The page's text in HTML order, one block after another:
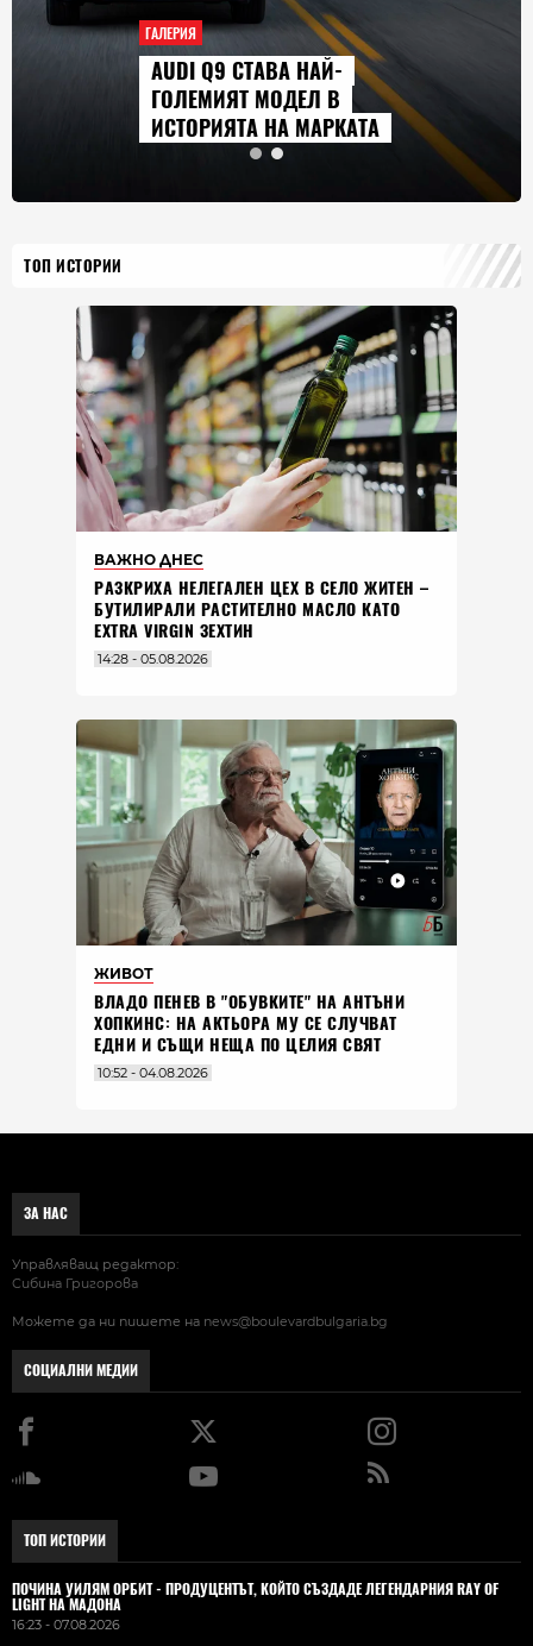
ГАЛЕРИЯ
AUDI Q9 СТАВА НАЙ-
ГОЛЕМИЯТ МОДЕЛ В
ИСТОРИЯТА НА МАРКАТА
ТОП ИСТОРИИ
ВАЖНО ДНЕС
РАЗКРИХА НЕЛЕГАЛЕН ЦЕХ В СЕЛО ЖИТЕН –
БУТИЛИРАЛИ РАСТИТЕЛНО МАСЛО КАТО
EXTRA VIRGIN ЗЕХТИН
14:28 - 05.08.2026
ЖИВОТ
ВЛАДO ПЕНЕВ В "ОБУВКИТЕ" НА АНТЪНИ
ХОПКИНС: НА АКТЬОРА МУ СЕ СЛУЧВАТ
ЕДНИ И СЪЩИ НЕЩА ПО ЦЕЛИЯ СВЯТ
10:52 - 04.08.2026
ЗА НАС
Управляващ редактор:
Сибина Григорова
Можете да ни пишете на news@boulevardbulgaria.bg
СОЦИАЛНИ МЕДИИ
ТОП ИСТОРИИ
ПОЧИНА УИЛЯМ ОРБИТ - ПРОДУЦЕНТЪТ, КОЙТО СЪЗДАДЕ ЛЕГЕНДАРНИЯ RAY OF
LIGHT НА МАДОНА
16:23 - 07.08.2026